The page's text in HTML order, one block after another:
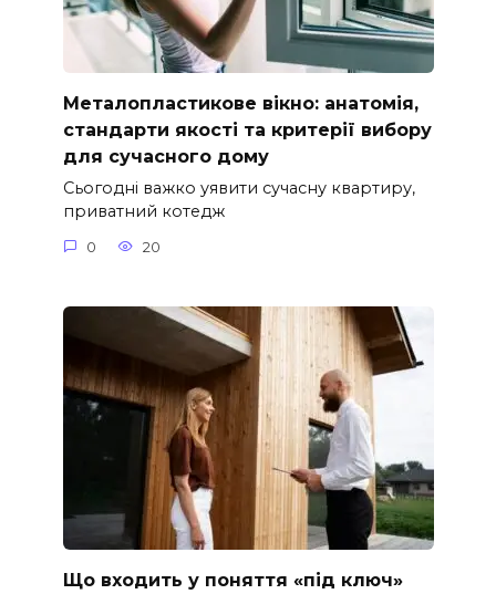
Металопластикове вікно: анатомія,
стандарти якості та критерії вибору
для сучасного дому
Сьогодні важко уявити сучасну квартиру,
приватний котедж
0 20
Що входить у поняття «під ключ»